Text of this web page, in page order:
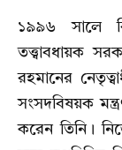
১৯৯৬ সালে
তত্ত্বাবধায়ক
রহমানের
সংসদবিষয়ক
করেন তিনি।